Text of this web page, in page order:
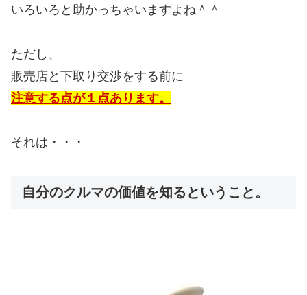
いろいろと助かっちゃいますよね＾＾
ただし、
販売店と下取り交渉をする前に
注意する点が１点あります。
それは・・・
自分のクルマの価値を知るということ。